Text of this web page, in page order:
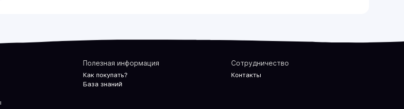
Полезная информация
Как покупать?
База знаний
Сотрудничество
Контакты